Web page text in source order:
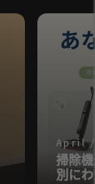
April
掃除
別に